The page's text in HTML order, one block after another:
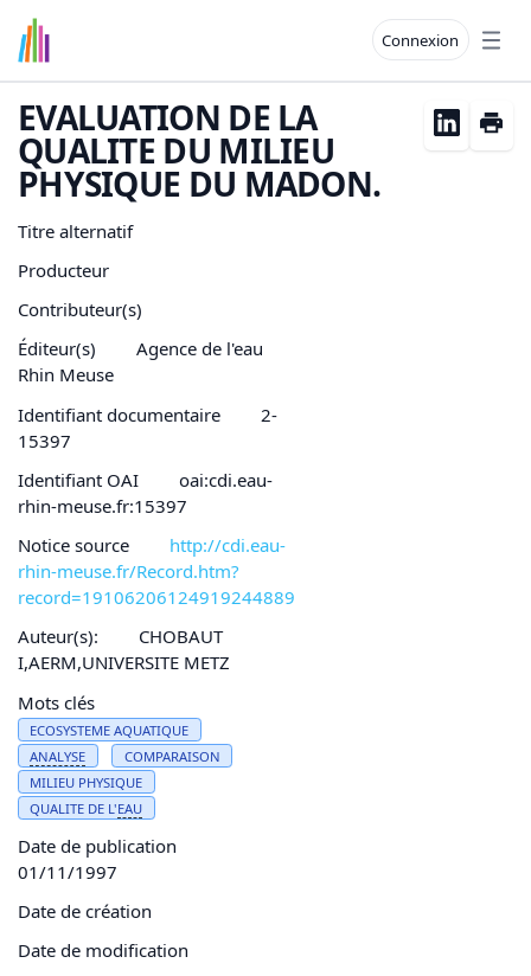
Connexion
EVALUATION DE LA
QUALITE DU MILIEU
PHYSIQUE DU MADON.
Titre alternatif
Producteur
Contributeur(s)
Éditeur(s)
Agence de l'eau
Rhin Meuse
Identifiant documentaire
2-
15397
Identifiant OAI
oai:cdi.eau-
rhin-meuse.fr:15397
Notice source
http://cdi.eau-
rhin-meuse.fr/Record.htm?
record=19106206124919244889
Auteur(s):
CHOBAUT
I,AERM,UNIVERSITE METZ
Mots clés
ECOSYSTEME AQUATIQUE
ANALYSE
COMPARAISON
MILIEU PHYSIQUE
QUALITE DE L'EAU
Date de publication
01/11/1997
Date de création
Date de modification